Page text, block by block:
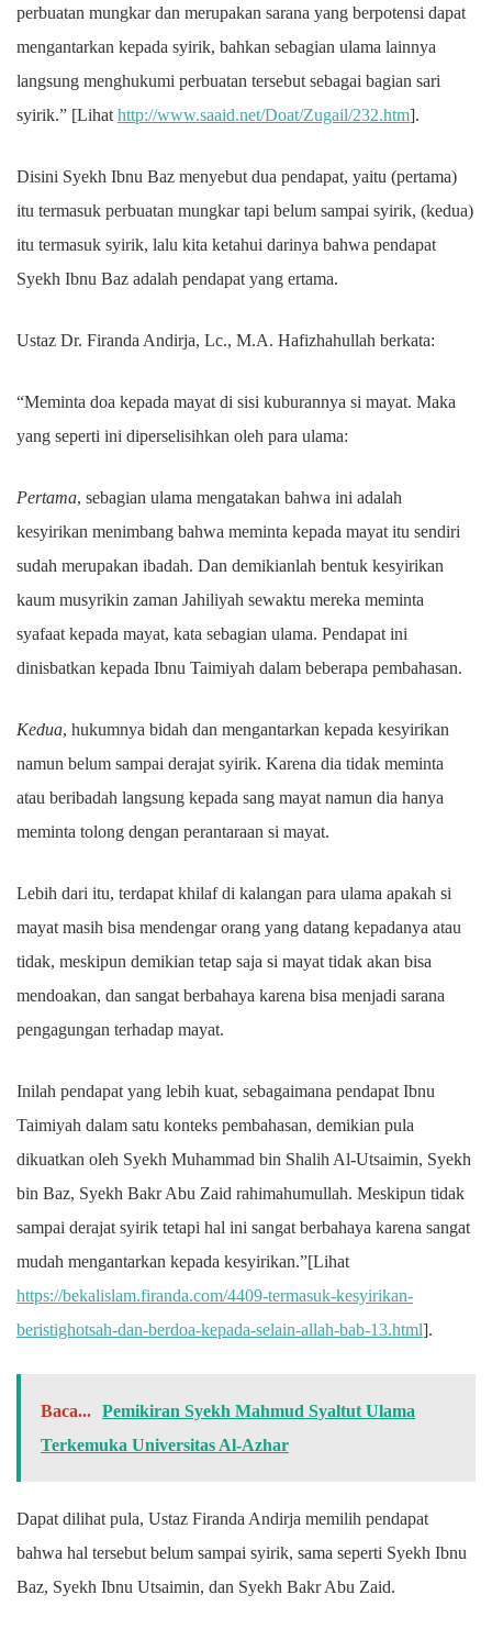
perbuatan mungkar dan merupakan sarana yang berpotensi dapat
mengantarkan kepada syirik, bahkan sebagian ulama lainnya
langsung menghukumi perbuatan tersebut sebagai bagian sari
syirik.” [Lihat http://www.saaid.net/Doat/Zugail/232.htm].
Disini Syekh Ibnu Baz menyebut dua pendapat, yaitu (pertama)
itu termasuk perbuatan mungkar tapi belum sampai syirik, (kedua)
itu termasuk syirik, lalu kita ketahui darinya bahwa pendapat
Syekh Ibnu Baz adalah pendapat yang ertama.
Ustaz Dr. Firanda Andirja, Lc., M.A. Hafizhahullah berkata:
“Meminta doa kepada mayat di sisi kuburannya si mayat. Maka
yang seperti ini diperselisihkan oleh para ulama:
Pertama, sebagian ulama mengatakan bahwa ini adalah
kesyirikan menimbang bahwa meminta kepada mayat itu sendiri
sudah merupakan ibadah. Dan demikianlah bentuk kesyirikan
kaum musyrikin zaman Jahiliyah sewaktu mereka meminta
syafaat kepada mayat, kata sebagian ulama. Pendapat ini
dinisbatkan kepada Ibnu Taimiyah dalam beberapa pembahasan.
Kedua, hukumnya bidah dan mengantarkan kepada kesyirikan
namun belum sampai derajat syirik. Karena dia tidak meminta
atau beribadah langsung kepada sang mayat namun dia hanya
meminta tolong dengan perantaraan si mayat.
Lebih dari itu, terdapat khilaf di kalangan para ulama apakah si
mayat masih bisa mendengar orang yang datang kepadanya atau
tidak, meskipun demikian tetap saja si mayat tidak akan bisa
mendoakan, dan sangat berbahaya karena bisa menjadi sarana
pengagungan terhadap mayat.
Inilah pendapat yang lebih kuat, sebagaimana pendapat Ibnu
Taimiyah dalam satu konteks pembahasan, demikian pula
dikuatkan oleh Syekh Muhammad bin Shalih Al-Utsaimin, Syekh
bin Baz, Syekh Bakr Abu Zaid rahimahumullah. Meskipun tidak
sampai derajat syirik tetapi hal ini sangat berbahaya karena sangat
mudah mengantarkan kepada kesyirikan.”[Lihat
https://bekalislam.firanda.com/4409-termasuk-kesyirikan-
beristighotsah-dan-berdoa-kepada-selain-allah-bab-13.html].
Baca... Pemikiran Syekh Mahmud Syaltut Ulama
Terkemuka Universitas Al-Azhar
Dapat dilihat pula, Ustaz Firanda Andirja memilih pendapat
bahwa hal tersebut belum sampai syirik, sama seperti Syekh Ibnu
Baz, Syekh Ibnu Utsaimin, dan Syekh Bakr Abu Zaid.